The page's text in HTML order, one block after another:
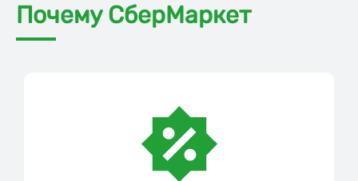
Почему СберМаркет